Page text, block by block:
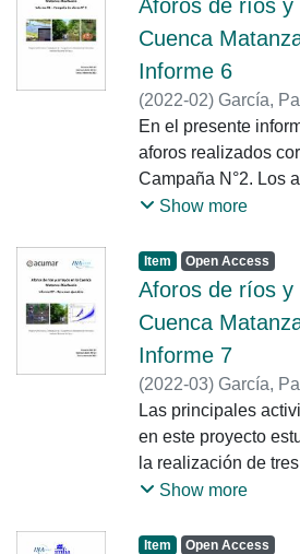
Aforos de ríos y
Cuenca
Informe 6
(2022-02) García,
Morale, Mayra;
Lagos, Marina;
Giuliana
En el presente
aforos realizados
Campaña N°2. Los
27 estaciones de la
ACUMAR. Los
campaña se
Perfilador de
(ADCP por sus
Velocímetro
sus siglas en
Velocimetría por
Gran Escala
inglés).
Show more
Item Open Access
Aforos de ríos y
Cuenca
Informe 7
(2022-03) García,
Leandro D.
Las principales
en este proyecto
la realización de
de caudales y a la
las estaciones de
Show more
Item Open Access